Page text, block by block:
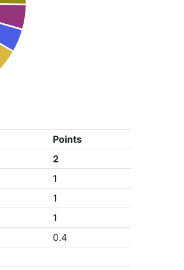
Points
2
1
1
1
0.4